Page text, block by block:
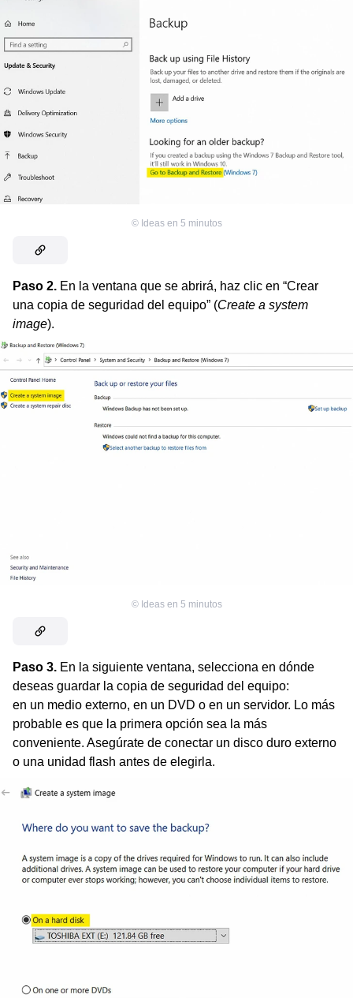
© Ideas en 5 minutos
Paso 2. En la ventana que se abrirá, haz clic en “Crear
una copia de seguridad del equipo” (Create a system
image).
© Ideas en 5 minutos
Paso 3. En la siguiente ventana, selecciona en dónde
deseas guardar la copia de seguridad del equipo:
en un medio externo, en un DVD o en un servidor. Lo más
probable es que la primera opción sea la más
conveniente. Asegúrate de conectar un disco duro externo
o una unidad flash antes de elegirla.